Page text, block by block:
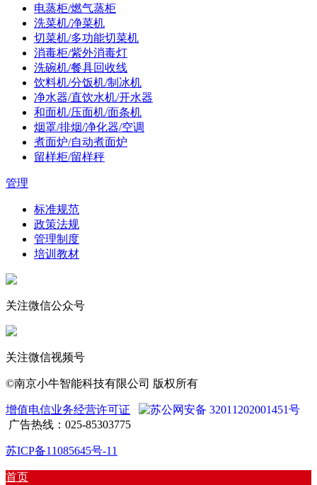
电蒸柜/燃气蒸柜
洗菜机/净菜机
切菜机/多功能切菜机
消毒柜/紫外消毒灯
洗碗机/餐具回收线
饮料机/分饭机/制冰机
净水器/直饮水机/开水器
和面机/压面机/面条机
烟罩/排烟/净化器/空调
煮面炉/自动煮面炉
留样柜/留样秤
管理
标准规范
政策法规
管理制度
培训教材
关注微信公众号
关注微信视频号
©南京小牛智能科技有限公司 版权所有
增值电信业务经营许可证
苏公网安备 32011202001451号
广告热线：025-85303775
苏ICP备11085645号-11
首页